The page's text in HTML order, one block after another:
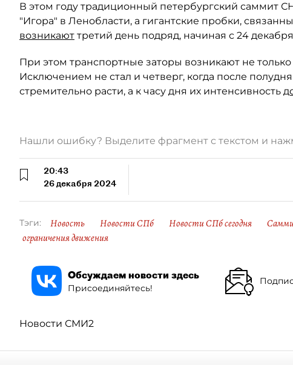
В этом году традиционный петербургский саммит
"Игора" в Ленобласти, а гигантские пробки,
возникают третий день подряд, начиная с 24
При этом транспортные заторы возникают не
Исключением не стал и четверг, когда после
стремительно расти, а к часу дня их интенсивность
Нашли ошибку? Выделите фрагмент с текстом и
20:43
26 декабря 2024
Тэги: Новость Новости СПб Новости СПб сегодня
ограничения движения
Обсуждаем новости здесь
Присоединяйтесь!
Новости СМИ2